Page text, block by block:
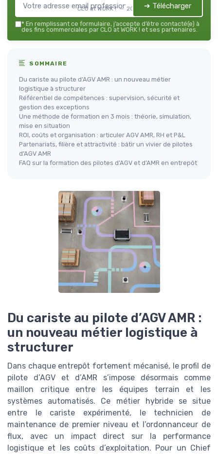
CLO at WORK ! — 2026 ➔ Télécharger
* En remplissant ce formulaire, j’accepte d’être contacté(e) à
des fins commerciales par CLO at WORK ! et ses partenaires.
SOMMAIRE
Du cariste au pilote d’AGV AMR : un nouveau métier
logistique à structurer
Référentiel de compétences : supervision, sécurité et
gestion des exceptions
Une méthode de formation en 3 mois : théorie, simulation,
mise en situation
ROI, coûts et organisation : articuler AGV AMR, RH et P&L
Partenariats, filière et attractivité : bâtir un vivier de pilotes
d’AGV AMR
FAQ sur la formation des pilotes d’AGV et d’AMR en entrepôt
Du cariste au pilote d’AGV AMR :
un nouveau métier logistique à
structurer
Dans chaque entrepôt fortement mécanisé, le profil de
pilote d’AGV et d’AMR s’impose désormais comme
maillon critique entre les équipes terrain et les
systèmes automatisés. Ce métier hybride se situe
entre le cariste expérimenté, le technicien de
maintenance de premier niveau et l’ordonnanceur de
flux, avec un impact direct sur la performance
logistique et les coûts d’exploitation. Pour un Chief